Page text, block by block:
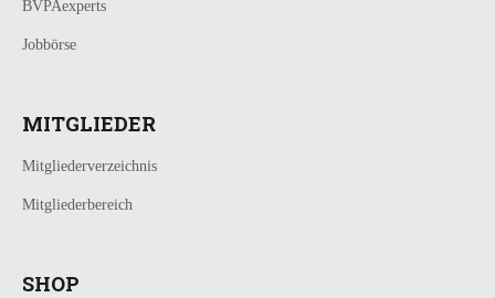
BVPAexperts
Jobbörse
MITGLIEDER
Mitgliederverzeichnis
Mitgliederbereich
SHOP